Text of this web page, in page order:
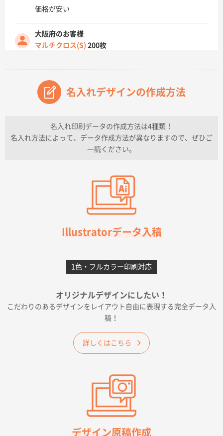
価格が安い
大阪府のお客様
マルチクロス(S) 200枚
原稿データ流用が可能で価格が妥当なこと
兵庫県のお客様
チケットホルダー ダブルポケット
上記のとおりです。
柳さんの対応が素晴らしかった。
フレキソレジ袋 Uバッグ 35号
5000枚
2026年06月28日 15:14
千葉県A社様
2026年06月19日 09:41
価格 大丈夫そうな会社に見えた
大阪府のお客様
A4フルカラークリアファイル1000枚
【ポリ】特別ご注文ページ1000枚
2026年06月08日 17:38
対応の速さ、丁寧さ、提案など
名入れデザインの作成方法
名入れ印刷データの作成方法は4種類！
名入れ方法によって、データ作成方法が異なりますので、ぜひご
一読ください。
Illustratorデータ入稿
1色・フルカラー印刷対応
オリジナルデザインにしたい！
こだわりのあるデザインをレイアウト自由に表現する完全データ入
稿！
詳しくはこちら
デザイン原稿作成